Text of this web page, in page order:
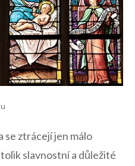
se ztrácejí jen ‍málo
slavnostní a důležité